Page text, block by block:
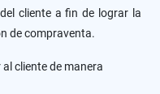
cliente a fin de lograr la
de compraventa.
al cliente de manera